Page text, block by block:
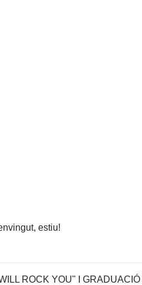
estiu!
ROCK YOU" I GRADUACIÓ